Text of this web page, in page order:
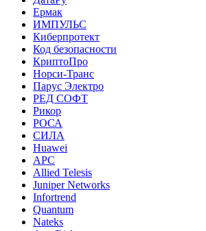
Ермак
ИМПУЛЬС
Киберпротект
Код безопасности
КриптоПро
Норси-Транс
Парус Электро
РЕД СОФТ
Рикор
РОСА
СИЛА
Huawei
APC
Allied Telesis
Juniper Networks
Infortrend
Quantum
Nateks